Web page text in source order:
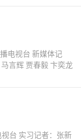
电视台 新媒体记
言辉 贾春毅 卞奕龙
台 实习记者：张新